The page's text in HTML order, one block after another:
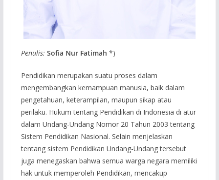
Penulis: Sofia Nur Fatimah *)
Pendidikan merupakan suatu proses dalam
mengembangkan kemampuan manusia, baik dalam
pengetahuan, keterampilan, maupun sikap atau
perilaku. Hukum tentang Pendidikan di Indonesia di atur
dalam Undang-Undang Nomor 20 Tahun 2003 tentang
Sistem Pendidikan Nasional. Selain menjelaskan
tentang sistem Pendidikan Undang-Undang tersebut
juga menegaskan bahwa semua warga negara memiliki
hak untuk memperoleh Pendidikan, mencakup